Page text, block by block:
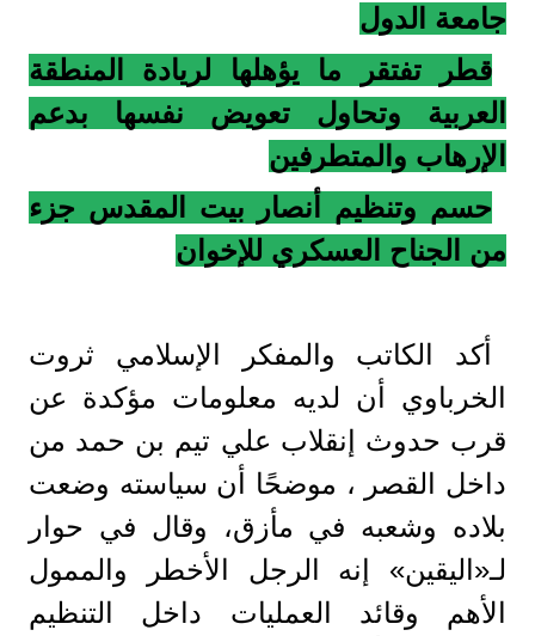
جامعة الدول
قطر تفتقر ما يؤهلها لريادة المنطقة
العربية وتحاول تعويض نفسها بدعم
الإرهاب والمتطرفين
حسم وتنظيم أنصار بيت المقدس جزء
من الجناح العسكري للإخوان
أكد الكاتب والمفكر الإسلامي ثروت
الخرباوي أن لديه معلومات مؤكدة عن
قرب حدوث إنقلاب علي تيم بن حمد من
داخل القصر ، موضحًا أن سياسته وضعت
بلاده وشعبه في مأزق، وقال في حوار
لـ«اليقين» إنه الرجل الأخطر والممول
الأهم وقائد العمليات داخل التنظيم